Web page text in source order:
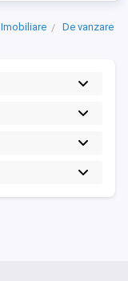
Imobiliare
De vanzare